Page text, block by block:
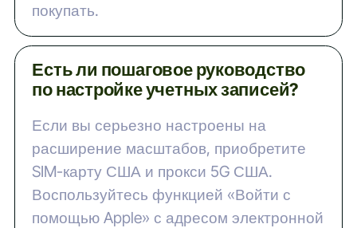
покупать.
Есть ли пошаговое руководство
по настройке учетных записей?
Если вы серьезно настроены на
расширение масштабов, приобретите
SIM-карту США и прокси 5G США.
Воспользуйтесь функцией «Войти с
помощью Apple» с адресом электронной